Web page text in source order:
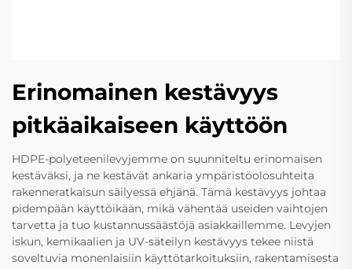
Erinomainen kestävyys
pitkäaikaiseen käyttöön
HDPE-polyeteenilevyjemme on suunniteltu erinomaisen
kestäväksi, ja ne kestävät ankaria ympäristöolosuhteita
rakenneratkaisun säilyessä ehjänä. Tämä kestävyys johtaa
pidempään käyttöikään, mikä vähentää useiden vaihtojen
tarvetta ja tuo kustannussäästöjä asiakkaillemme. Levyjen
iskun, kemikaalien ja UV-säteilyn kestävyys tekee niistä
soveltuvia monenlaisiin käyttötarkoituksiin, rakentamisesta